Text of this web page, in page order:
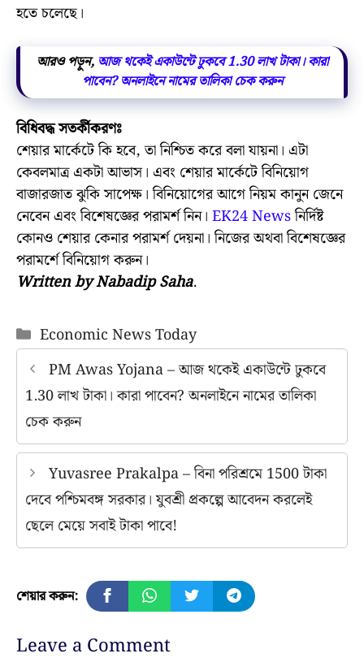
হতে চলেছে।
আরও পড়ুন, আজ থকেই একাউন্টে ঢুকবে 1.30 লাখ টাকা। কারা
পাবেন? অনলাইনে নামের তালিকা চেক করুন
বিধিবদ্ধ সতর্কীকরণঃ
শেয়ার মার্কেটে কি হবে, তা নিশ্চিত করে বলা যায়না। এটা
কেবলমাত্র একটা আভাস। এবং শেয়ার মার্কেটে বিনিয়োগ
বাজারজাত ঝুকি সাপেক্ষ। বিনিয়োগের আগে নিয়ম কানুন জেনে
নেবেন এবং বিশেষজ্ঞের পরামর্শ নিন। EK24 Newsনির্দিষ্ট
কোনও শেয়ার কেনার পরামর্শ দেয়না। নিজের অথবা বিশেষজ্ঞের
পরামর্শে বিনিয়োগ করুন।
Written by Nabadip Saha.
Categories
Economic News Today
PM Awas Yojana – আজ থকেই একাউন্টে ঢুকবে
1.30 লাখ টাকা। কারা পাবেন? অনলাইনে নামের তালিকা
চেক করুন
Yuvasree Prakalpa – বিনা পরিশ্রমে 1500 টাকা
দেবে পশ্চিমবঙ্গ সরকার। যুবশ্রী প্রকল্পে আবেদন করলেই
ছেলে মেয়ে সবাই টাকা পাবে!
শেয়ার করুন:
Leave a Comment